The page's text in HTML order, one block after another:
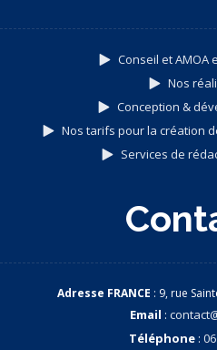
Conseil et AMOA
Nos
Conception &
Nos tarifs pour la création
Services de
Adresse FRANCE : 9, rue
Email :
Téléphone :